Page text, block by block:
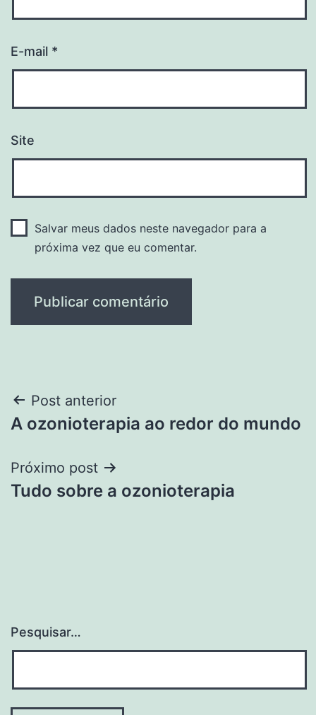
E-mail *
Site
Salvar meus dados neste navegador para a
próxima vez que eu comentar.
Navegação
de
Post
Post anterior
A ozonioterapia ao redor do mundo
Próximo post
Tudo sobre a ozonioterapia
Pesquisar…